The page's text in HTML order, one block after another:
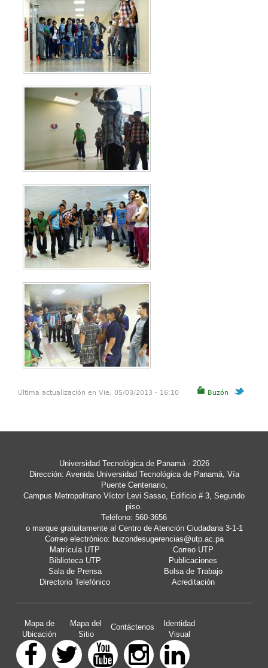
Buzón
Última actualización en Vie, 05/03/2013 - 16:10
Universidad Tecnológica de Panamá- 2026
Dirección: Avenida Universidad Tecnológica de Panamá, Vía
Puente Centenario,
Campus Metropolitano Víctor Levi Sasso, Edificio # 3, Segundo
piso.
Teléfono: 560-3656
o marque gratuitamente al Centro de Atención Ciudadana 3-1-1
Correo electrónico: buzondesugerencias@utp.ac.pa
Matrícula UTP
Correo UTP
Biblioteca UTP
Publicaciones
Sala de Prensa
Bolsa de Trabajo
Directorio Telefónico
Acreditación
Mapa de
Ubicación
Mapa del
Sitio
Contáctenos
Identidad
Visual